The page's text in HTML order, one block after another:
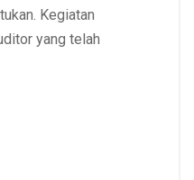
Kegiatan
yang telah